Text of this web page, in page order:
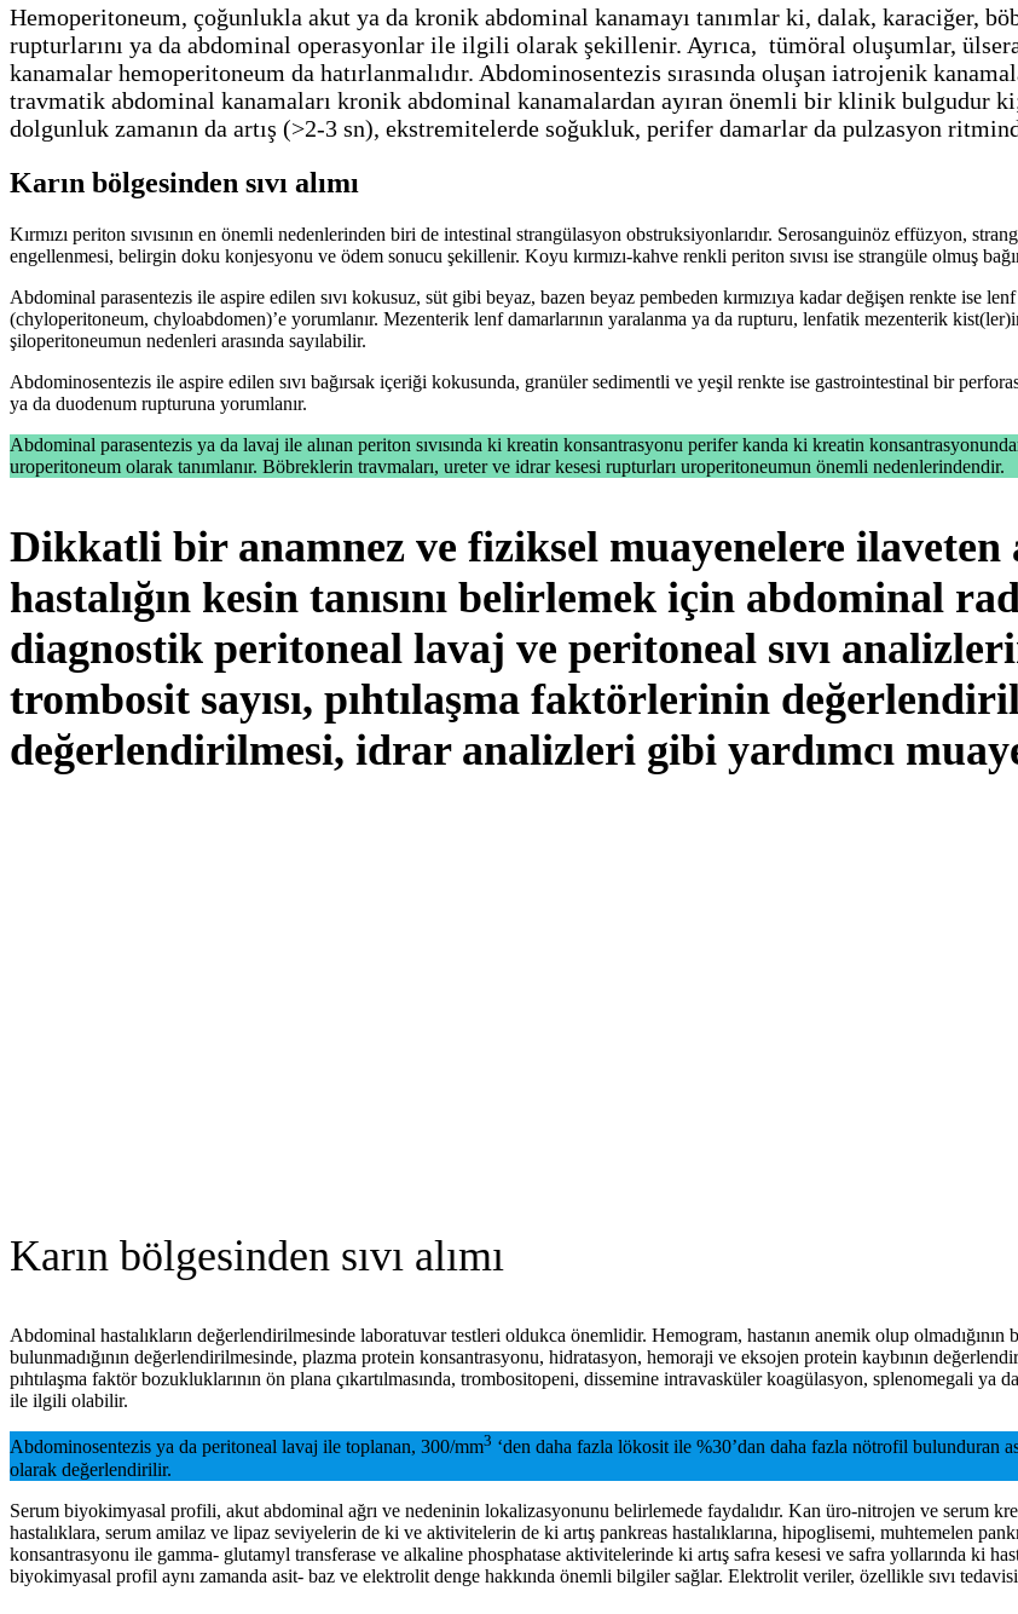
Hemoperitoneum, çoğunlukla akut ya da kronik abdominal kanamayı tanımlar ki, dalak, karaciğer,
rupturlarını ya da abdominal operasyonlar ile ilgili olarak şekillenir. Ayrıca, tümöral oluşumlar,
kanamalar hemoperitoneum da hatırlanmalıdır. Abdominosentezis sırasında oluşan iatrojenik
travmatik abdominal kanamaları kronik abdominal kanamalardan ayıran önemli bir klinik bulgudur
dolgunluk zamanın da artış (>2-3 sn), ekstremitelerde soğukluk, perifer damarlar da pulzasyon
Karın bölgesinden sıvı alımı
Kırmızı periton sıvısının en önemli nedenlerinden biri de intestinal strangülasyon obstruksiyonlarıdır. Serosanguinöz effüzyon,
engellenmesi, belirgin doku konjesyonu ve ödem sonucu şekillenir. Koyu kırmızı-kahve renkli periton sıvısı ise strangüle olmuş
Abdominal parasentezis ile aspire edilen sıvı kokusuz, süt gibi beyaz, bazen beyaz pembeden kırmızıya kadar değişen renkte ise
(chyloperitoneum, chyloabdomen)’e yorumlanır. Mezenterik lenf damarlarının yaralanma ya da rupturu, lenfatik mezenterik
şiloperitoneumun nedenleri arasında sayılabilir.
Abdominosentezis ile aspire edilen sıvı bağırsak içeriği kokusunda, granüler sedimentli ve yeşil renkte ise gastrointestinal bir
ya da duodenum rupturuna yorumlanır.
Abdominal parasentezis ya da lavaj ile alınan periton sıvısında ki kreatin konsantrasyonu perifer kanda ki kreatin
uroperitoneum olarak tanımlanır. Böbreklerin travmaları, ureter ve idrar kesesi rupturları uroperitoneumun önemli nedenlerindendir.
Dikkatli bir anamnez ve fiziksel muayenelere
hastalığın kesin tanısını belirlemek için abdominal
diagnostik peritoneal lavaj ve peritoneal sıvı
trombosit sayısı, pıhtılaşma faktörlerinin
değerlendirilmesi, idrar analizleri gibi yardımcı
Karın bölgesinden sıvı alımı
Abdominal hastalıkların değerlendirilmesinde laboratuvar testleri oldukca önemlidir. Hemogram, hastanın anemik olup
bulunmadığının değerlendirilmesinde, plazma protein konsantrasyonu, hidratasyon, hemoraji ve eksojen protein kaybının
pıhtılaşma faktör bozukluklarının ön plana çıkartılmasında, trombositopeni, dissemine intravasküler koagülasyon, splenomegali
ile ilgili olabilir.
Abdominosentezis ya da peritoneal lavaj ile toplanan, 300/mm3 ‘den daha fazla lökosit ile %30’dan daha fazla nötrofil bulunduran
olarak değerlendirilir.
Serum biyokimyasal profili, akut abdominal ağrı ve nedeninin lokalizasyonunu belirlemede faydalıdır. Kan üro-nitrojen ve serum
hastalıklara, serum amilaz ve lipaz seviyelerin de ki ve aktivitelerin de ki artış pankreas hastalıklarına, hipoglisemi, muhtemelen
konsantrasyonu ile gamma- glutamyl transferase ve alkaline phosphatase aktivitelerinde ki artış safra kesesi ve safra yollarında ki
biyokimyasal profil aynı zamanda asit- baz ve elektrolit denge hakkında önemli bilgiler sağlar. Elektrolit veriler, özellikle sıvı